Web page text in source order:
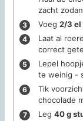
zacht
Voeg2/3 el
Laat al
correct
Lepel
te weinig -
Tik
chocolade
Leg40 g